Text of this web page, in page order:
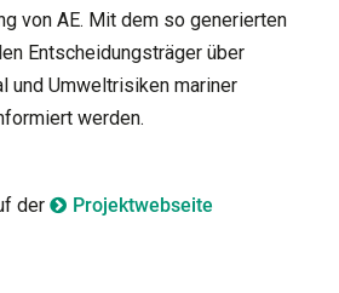
von AE. Mit dem so generierten
Entscheidungsträger über
und Umweltrisiken mariner
werden.
der
Projektwebseite